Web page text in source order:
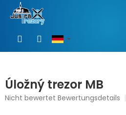
springen
Úložný trezor MB
Die
Nicht bewertet Bewertungsdetails